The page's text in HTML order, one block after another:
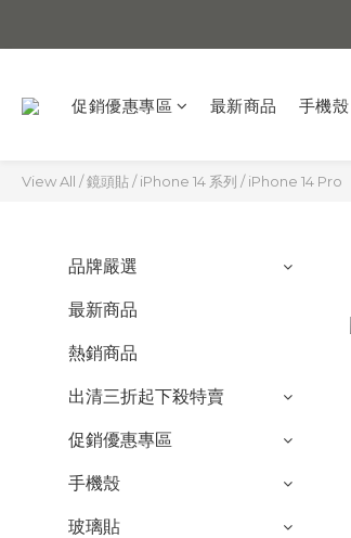
促銷優惠專區 最新商品 手機殼
View All /鏡頭貼/iPhone 14 系列 /iPhone 14 Pro
品牌嚴選
最新商品
熱銷商品
出清三折起下殺特賣
促銷優惠專區
手機殼
玻璃貼